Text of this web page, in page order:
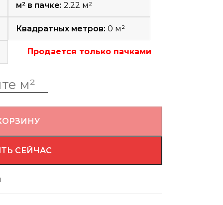
м² в пачке: 2.22 м²
Квадратных метров: 0 м²
Продается только пачками
СЕЙЧАС